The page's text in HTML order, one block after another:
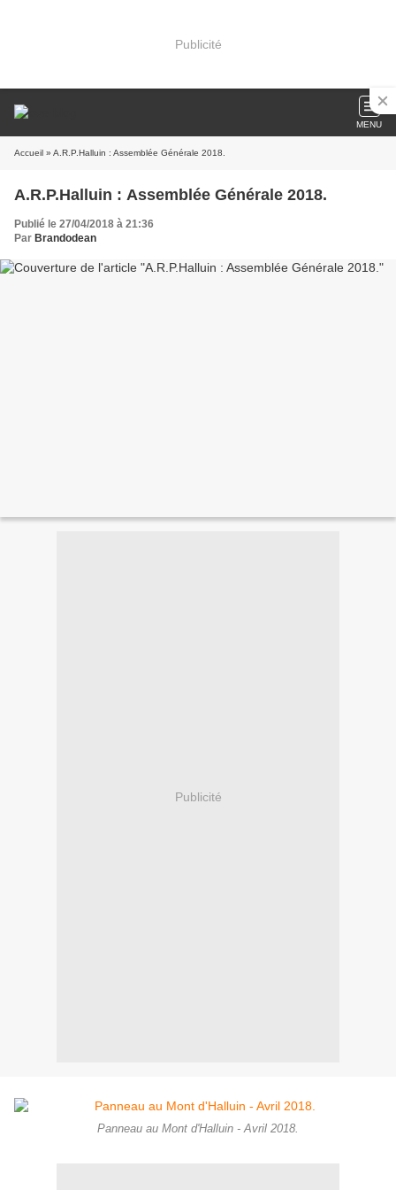
Publicité
MENU
Accueil » A.R.P.Halluin : Assemblée Générale 2018.
A.R.P.Halluin : Assemblée Générale 2018.
Publié le 27/04/2018 à 21:36
Par Brandodean
Publicité
Panneau au Mont d'Halluin - Avril 2018.